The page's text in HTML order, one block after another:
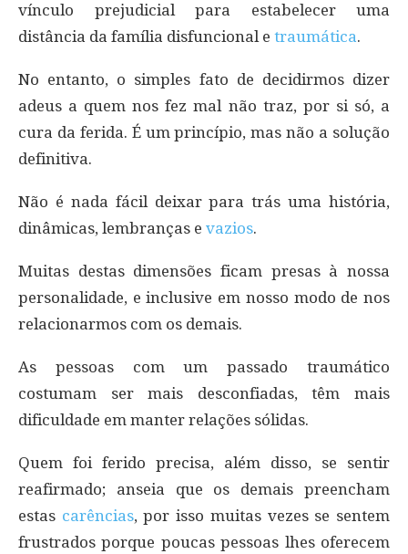
vínculo prejudicial para estabelecer uma
distância da família disfuncional e traumática.
No entanto, o simples fato de decidirmos dizer
adeus a quem nos fez mal não traz, por si só, a
cura da ferida. É um princípio, mas não a solução
definitiva.
Não é nada fácil deixar para trás uma história,
dinâmicas, lembranças e vazios.
Muitas destas dimensões ficam presas à nossa
personalidade, e inclusive em nosso modo de nos
relacionarmos com os demais.
As pessoas com um passado traumático
costumam ser mais desconfiadas, têm mais
dificuldade em manter relações sólidas.
Quem foi ferido precisa, além disso, se sentir
reafirmado; anseia que os demais preencham
estas carências, por isso muitas vezes se sentem
frustrados porque poucas pessoas lhes oferecem